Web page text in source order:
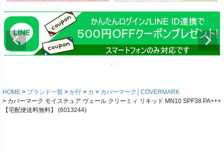
HOME ブランド一覧 か行 カ
カバーマーク│COVERMARK
カバーマーク モイスチュア ヴェール クリーミィ リキッド MN10 SPF38 PA+++
【宅配便送料無料】 (6013244)